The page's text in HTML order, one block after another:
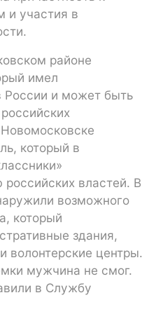
и участия в
районе
имел
России и может быть
который в
властей. В
возможного
который
здания,
волонтерские центры.
мужчина не смог.
в Службу